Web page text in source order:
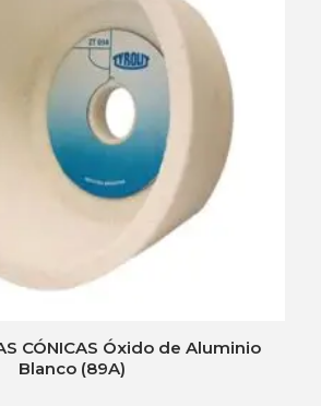
CÓNICAS Óxido de Aluminio
Blanco (89A)